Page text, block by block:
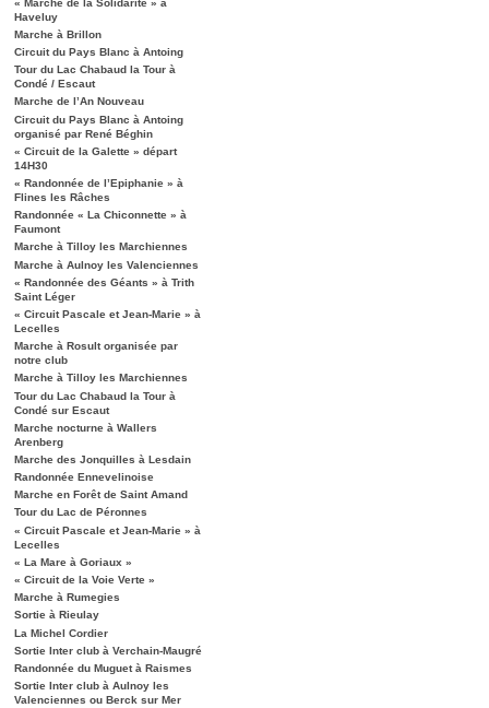
Haveluy
Marche à Brillon
Circuit du Pays Blanc à Antoing
Tour du Lac Chabaud la Tour à
Condé / Escaut
Marche de l’An Nouveau
Circuit du Pays Blanc à Antoing
organisé par René Béghin
« Circuit de la Galette » départ
14H30
« Randonnée de l’Epiphanie » à
Flines les Râches
Randonnée « La Chiconnette » à
Faumont
Marche à Tilloy les Marchiennes
Marche à Aulnoy les Valenciennes
« Randonnée des Géants » à Trith
Saint Léger
« Circuit Pascale et Jean-Marie » à
Lecelles
Marche à Rosult organisée par
notre club
Marche à Tilloy les Marchiennes
Tour du Lac Chabaud la Tour à
Condé sur Escaut
Marche nocturne à Wallers
Arenberg
Marche des Jonquilles à Lesdain
Randonnée Ennevelinoise
Marche en Forêt de Saint Amand
Tour du Lac de Péronnes
« Circuit Pascale et Jean-Marie » à
Lecelles
« La Mare à Goriaux »
« Circuit de la Voie Verte »
Marche à Rumegies
Sortie à Rieulay
La Michel Cordier
Sortie Inter club à Verchain-Maugré
Randonnée du Muguet à Raismes
Sortie Inter club à Aulnoy les
Valenciennes ou Berck sur Mer